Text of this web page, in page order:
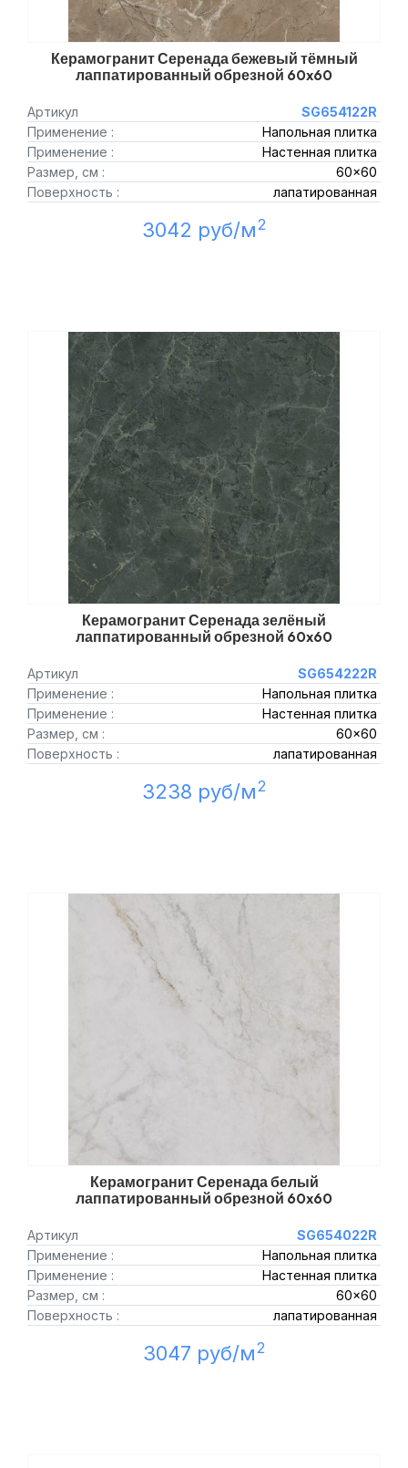
Керамогранит Серенада бежевый тёмный
лаппатированный обрезной 60x60
Артикул
SG654122R
Применение :
Напольная плитка
Применение :
Настенная плитка
Размер, см :
60x60
Поверхность :
лапатированная
3042 руб/м2
Керамогранит Серенада зелёный
лаппатированный обрезной 60x60
Артикул
SG654222R
Применение :
Напольная плитка
Применение :
Настенная плитка
Размер, см :
60x60
Поверхность :
лапатированная
3238 руб/м2
Керамогранит Серенада белый
лаппатированный обрезной 60x60
Артикул
SG654022R
Применение :
Напольная плитка
Применение :
Настенная плитка
Размер, см :
60x60
Поверхность :
лапатированная
3047 руб/м2